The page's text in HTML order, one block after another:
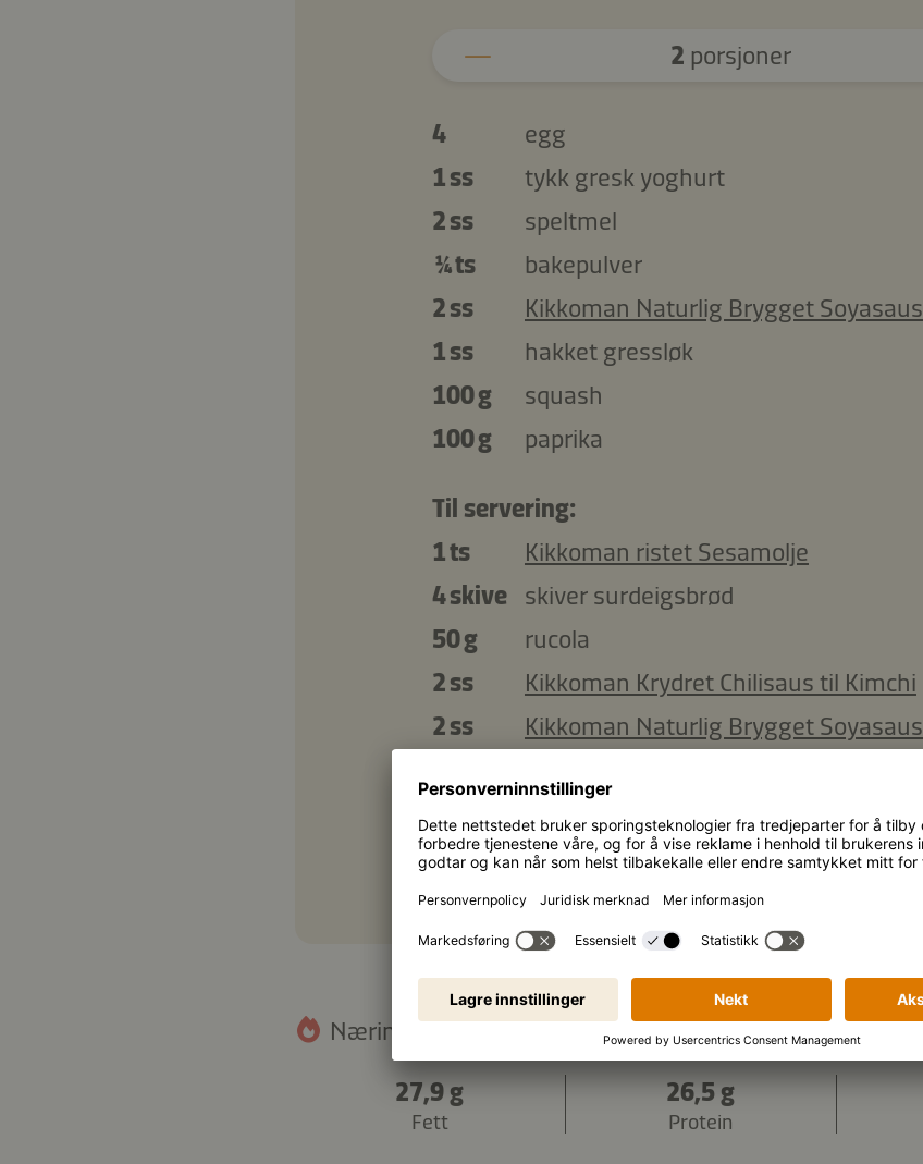
2 porsjoner
4
egg
1 ss
tykk gresk yoghurt
2 ss
speltmel
¼ ts
bakepulver
2 ss
Kikkoman Naturlig Brygget Soyasaus
1 ss
hakket gressløk
100 g
squash
100 g
paprika
Til servering:
1 ts
Kikkoman ristet Sesamolje
4 skive skiver surdeigsbrød
50 g
rucola
2 ss
Kikkoman Krydret Chilisaus til Kimchi
2 ss
Kikkoman Naturlig Brygget Soyasaus
Kopier ingredienser
Næringsinnhold (per porsjon): 1.945 kJ/465 kcal
27,9 g
Fett
26,5 g
Protein